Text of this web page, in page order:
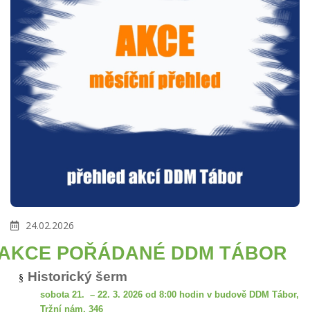
24.02.2026
POŘÁDANÉ DDM TÁBOR
§ Historický šerm
sobota 21. – 22. 3. 2026 od 8:00 hodin v budově DDM Tábor,
Tržní nám. 346